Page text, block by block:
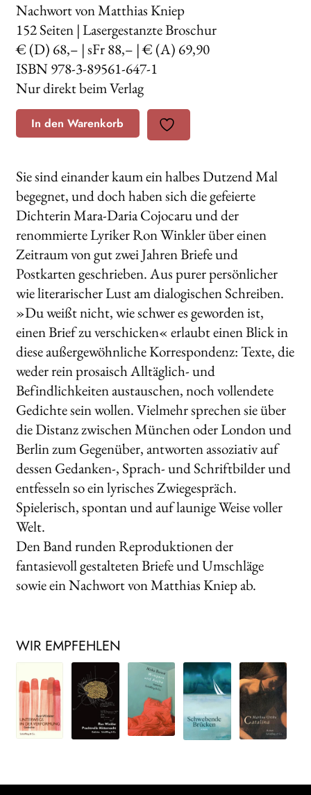
Nachwort von Matthias Kniep
152Seiten | Lasergestanzte Broschur
€ (D) 68,– | sFr 88,– | € (A) 69,90
ISBN 978-3-89561-647-1
Nur direkt beim Verlag
In den Warenkorb
Sie sind einander kaum ein halbes Dutzend Mal
begegnet, und doch haben sich die gefeierte
Dichterin Mara-Daria Cojocaru und der
renommierte Lyriker Ron Winkler über einen
Zeitraum von gut zwei Jahren Briefe und
Postkarten geschrieben. Aus purer persönlicher
wie literarischer Lust am dialogischen Schreiben.
»Du weißt nicht, wie schwer es geworden ist,
einen Brief zu verschicken« erlaubt einen Blick in
diese außergewöhnliche Korrespondenz: Texte, die
weder rein prosaisch Alltäglich- und
Befindlichkeiten austauschen, noch vollendete
Gedichte sein wollen. Vielmehr sprechen sie über
die Distanz zwischen München oder London und
Berlin zum Gegenüber, antworten assoziativ auf
dessen Gedanken-, Sprach- und Schriftbilder und
entfesseln so ein lyrisches Zwiegespräch.
Spielerisch, spontan und auf launige Weise voller
Welt.
Den Band runden Reproduktionen der
fantasievoll gestalteten Briefe und Umschläge
sowie ein Nachwort von Matthias Kniep ab.
WIR EMPFEHLEN